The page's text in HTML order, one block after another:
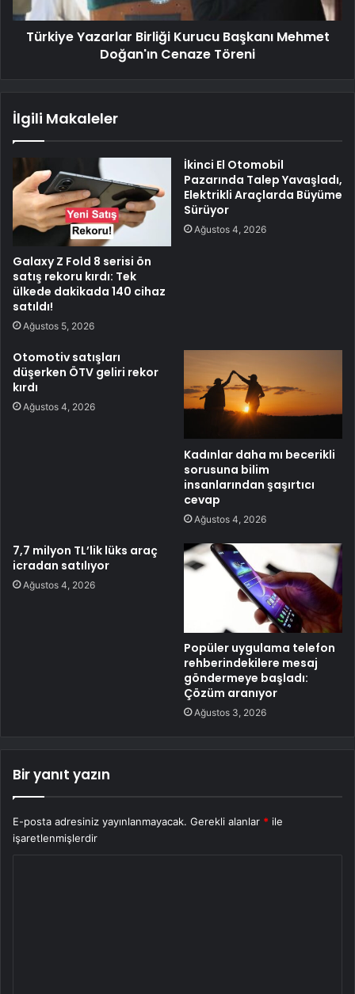
Türkiye Yazarlar Birliği Kurucu Başkanı Mehmet
Doğan'ın Cenaze Töreni
İlgili Makaleler
Galaxy Z Fold 8 serisi ön
satış rekoru kırdı: Tek
ülkede dakikada 140 cihaz
satıldı!
Ağustos 5, 2026
İkinci El Otomobil
Pazarında Talep Yavaşladı,
Elektrikli Araçlarda Büyüme
Sürüyor
Ağustos 4, 2026
Otomotiv satışları
düşerken ÖTV geliri rekor
kırdı
Ağustos 4, 2026
Kadınlar daha mı becerikli
sorusuna bilim
insanlarından şaşırtıcı
cevap
Ağustos 4, 2026
7,7 milyon TL’lik lüks araç
icradan satılıyor
Ağustos 4, 2026
Popüler uygulama telefon
rehberindekilere mesaj
göndermeye başladı:
Çözüm aranıyor
Ağustos 3, 2026
Bir yanıt yazın
E-posta adresiniz yayınlanmayacak. Gerekli alanlar * ile
işaretlenmişlerdir